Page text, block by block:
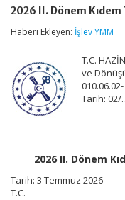
Dönem
Kıdem
Tazminatı
Açıklandı
2026 II. Dönem Kıdem
Haberi Ekleyen: İşlev YMM
T.C.
ve
Tarih:
2026 II. Dönem
Tarih: 3 Temmuz 2026
T.C.